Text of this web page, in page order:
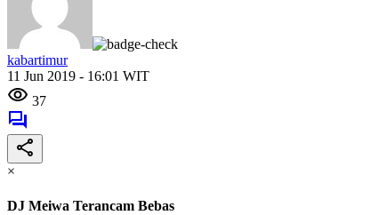
kabartimur
11 Jun 2019 - 16:01 WIT
37
×
DJ Meiwa Terancam Bebas